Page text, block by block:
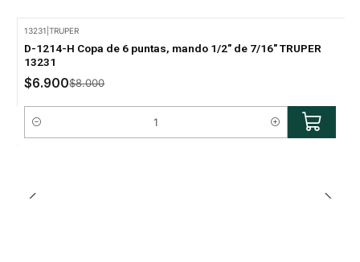
13231 |TRUPER
D-1214-H Copa de 6 puntas, mando 1/2" de 7/16" TRUPER
13231
$6.900$8.000
Cantidad